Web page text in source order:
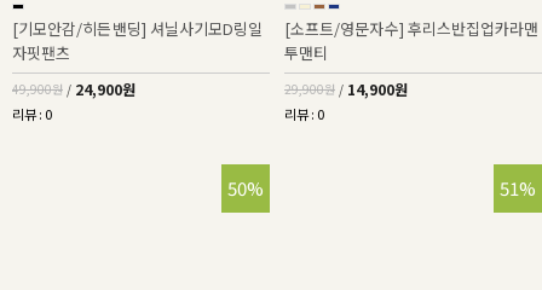
[기모안감/히든밴딩] 셔닐사기모D링일
자핏팬츠
49,900원 / 24,900원
리뷰 : 0
[소프트/영문자수] 후리스반집업카라맨
투맨티
29,900원 / 14,900원
리뷰 : 0
50% 51%